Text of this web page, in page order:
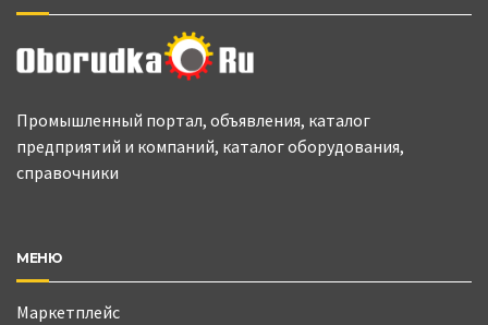
Промышленный портал, объявления, каталог
предприятий и компаний, каталог оборудования,
справочники
МЕНЮ
Маркетплейс